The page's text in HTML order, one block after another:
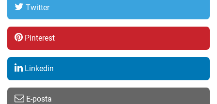
Twitter
Pinterest
Linkedin
E-posta